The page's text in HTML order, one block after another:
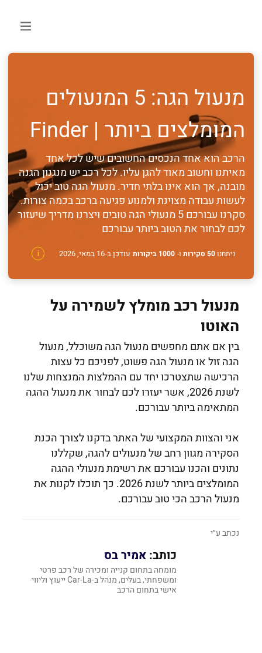
מנעול הגה: 5 המנעולים
המומלצים ביותר | Finder
הרכב הוא אחד הנכסים החשובים שיש לכל אחד
מאיתנו וחשוב מאוד להגן עליו. לכל רכב יש מנגנון הגנה
מובנה, אך הוא אינו בלתי חדיר. מנעול הגה טוב יכול
לעשות עבודה מצוינת ולמנוע פגיעה ברכב בכמה צורות.
סקרנו עבורכם 5 מנעולי הגה טובים ויצרנו מדריך שיעזור
לכם לבחור את הטוב ביותר עבורכם
ניתחנו50 סקירות ו- 1000 ביקורות i עודכן ב-16 במאי, 2026
מנעול רכב מומלץ לשמירה על
האוטו
בין אם אתם מחפשים מנעול הגה משוכלל, מנעול
הגה זול או מנעול הגה פשוט, לפניכם כל עצות
הרכישה שתצטרכו יחד עם ההמלצות המנצחות שלנו
לשנת 2026, אשר יעזרו לכם לבחור את מנעול ההגה
המתאימה ביותר עבורכם.
אני והצוות המקצועי של האתר בדקנו לצורך הכנת
הסקירה מגוון רחב של מנעולים להגה, שקללנו
נתונים והכנו עבורכם את רשימת מנעולי ההגה
המומלצים ביותר לשנת 2026. כך תוכלו לקנות את
מנעול הרכב הכי טוב עבורכם.
נכתב ע״י
כותב: אמיר בס
מומחה בתחום קנייה ומכירה של רכב פרטי
ומשפחתי, ‏בעלים, מנהל‏ ב-‏Car-La ייעוץ וליווי
אישי בתחום הרכב‏